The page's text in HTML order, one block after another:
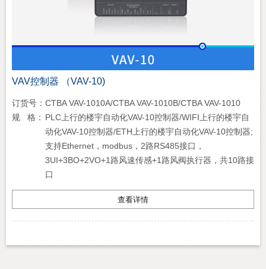
VAV控制器 （VAV-10)
订货号： CTBA VAV-1010A/CTBA VAV-1010B/CTBA VAV-1010
规 格： PLC上行的楼宇自动化VAV-10控制器/WIFI上行的楼宇自
动化VAV-10控制器/ETH上行的楼宇自动化VAV-10控制器;
支持Ethernet，modbus，2路RS485接口，
3UI+3BO+2VO+1路风速传感+1路风阀执行器，共10路接
口
查看详情